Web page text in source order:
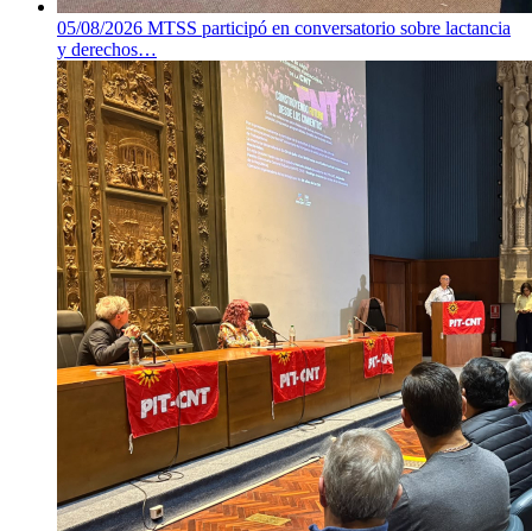
05/08/2026 MTSS participó en conversatorio sobre lactancia
y derechos…